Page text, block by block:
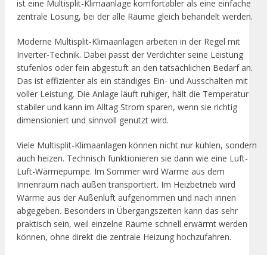
ist eine Multisplit-Klimaanlage komfortabler als eine einfache
zentrale Lösung, bei der alle Räume gleich behandelt werden.
Moderne Multisplit-Klimaanlagen arbeiten in der Regel mit
Inverter-Technik. Dabei passt der Verdichter seine Leistung
stufenlos oder fein abgestuft an den tatsächlichen Bedarf an.
Das ist effizienter als ein ständiges Ein- und Ausschalten mit
voller Leistung. Die Anlage läuft ruhiger, hält die Temperatur
stabiler und kann im Alltag Strom sparen, wenn sie richtig
dimensioniert und sinnvoll genutzt wird.
Viele Multisplit-Klimaanlagen können nicht nur kühlen, sondern
auch heizen. Technisch funktionieren sie dann wie eine Luft-
Luft-Wärmepumpe. Im Sommer wird Wärme aus dem
Innenraum nach außen transportiert. Im Heizbetrieb wird
Wärme aus der Außenluft aufgenommen und nach innen
abgegeben. Besonders in Übergangszeiten kann das sehr
praktisch sein, weil einzelne Räume schnell erwärmt werden
können, ohne direkt die zentrale Heizung hochzufahren.